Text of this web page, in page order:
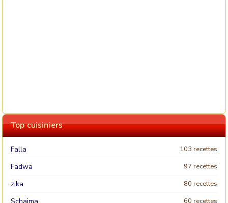
Top cuisiniers
Falla 103 recettes
Fadwa 97 recettes
zika 80 recettes
60 recettes